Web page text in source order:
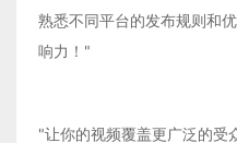
熟悉不同平台的发布规则和
响力！"
"让你的视频覆盖更广泛的受